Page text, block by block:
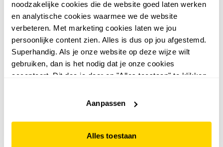
noodzakelijke cookies die de website goed laten werken
en analytische cookies waarmee we de website
verbeteren. Met marketing cookies laten we jou
persoonlijke content zien. Alles is dus op jou afgestemd.
Superhandig. Als je onze website op deze wijze wilt
gebruiken, dan is het nodig dat je onze cookies
accepteert. Dit doe je door op "Alles toestaan" te klikken.
website niet optimaal functioneert.
Aanpassen
Alles toestaan